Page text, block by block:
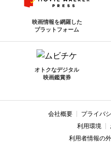
映画情報を網羅した
プラットフォーム
オトクなデジタル
映画鑑賞券
会社概要 プライバ
利用環境
利用者情報の